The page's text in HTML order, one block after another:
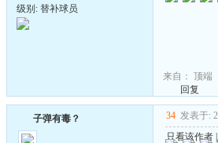
级别: 替补球员
来自： 顶端
回复
子弹有毒？ 34 发表于:
只看该作者